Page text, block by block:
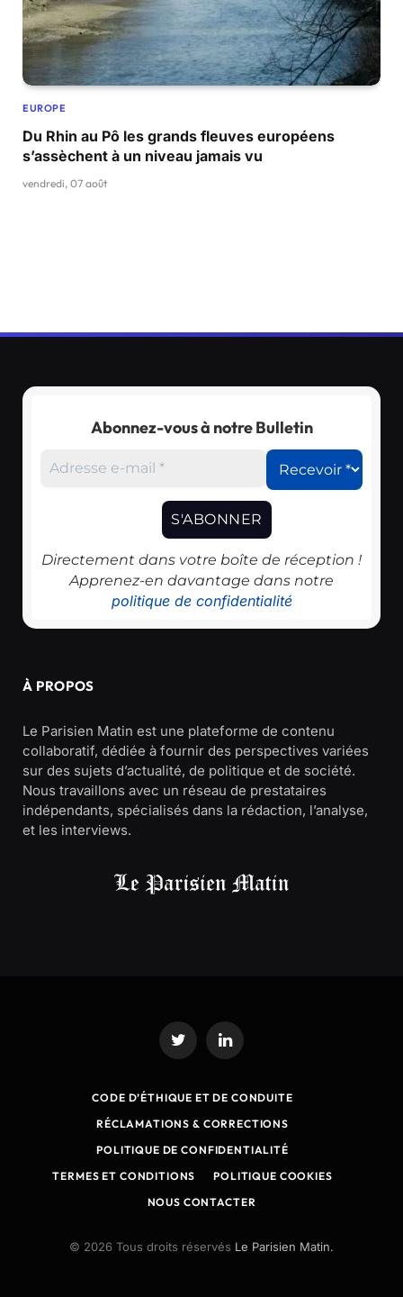
EUROPE
Du Rhin au Pô les grands fleuves européens
s’assèchent à un niveau jamais vu
vendredi, 07 août
Abonnez-vous à notre Bulletin
Directement dans votre boîte de réception !
Apprenez-en davantage dans notre
politique de confidentialité
À PROPOS
Le Parisien Matin est une plateforme de contenu
collaboratif, dédiée à fournir des perspectives variées
sur des sujets d’actualité, de politique et de société.
Nous travaillons avec un réseau de prestataires
indépendants, spécialisés dans la rédaction, l’analyse,
et les interviews.
Twitter LinkedIn
CODE D’ÉTHIQUE ET DE CONDUITE
RÉCLAMATIONS & CORRECTIONS
POLITIQUE DE CONFIDENTIALITÉ
TERMES ET CONDITIONS
POLITIQUE COOKIES
NOUS CONTACTER
© 2026 Tous droits réservés Le Parisien Matin.